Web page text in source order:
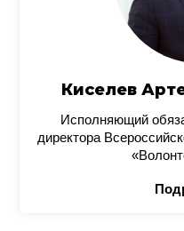
Киселев
Исполняющий
директора